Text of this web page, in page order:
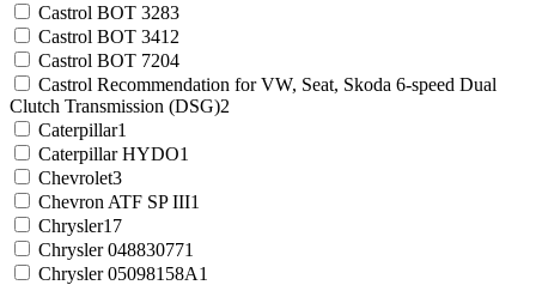
Castrol BOT 3283
Castrol BOT 341 2
Castrol BOT 7204
Castrol Recommendation for VW, Seat, Skoda 6-speed Dual
Clutch Transmission (DSG)2
Caterpillar1
Caterpillar HYDO1
Chevrolet3
Chevron ATF SP III1
Chrysler17
Chrysler 048830771
Chrysler 05098158A1